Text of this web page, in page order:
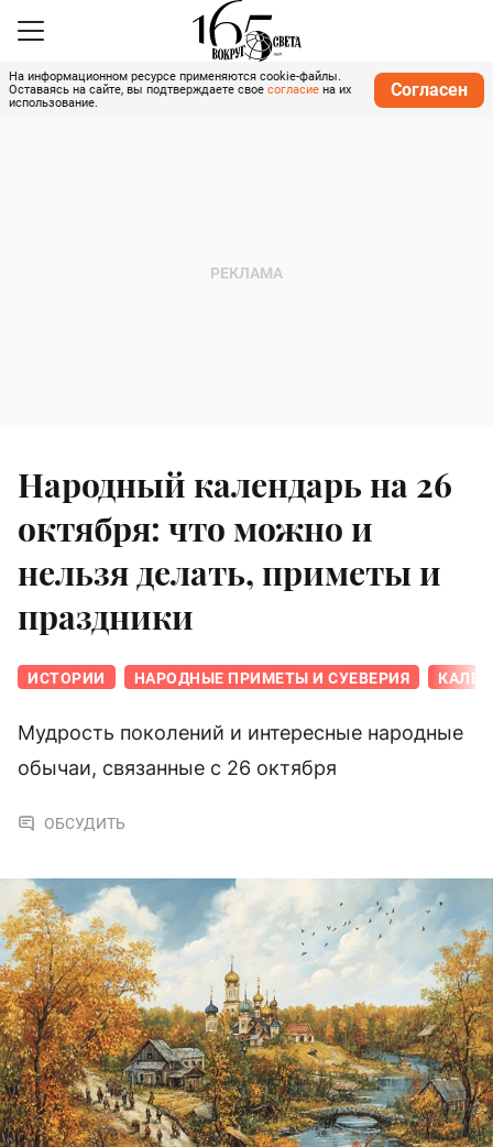
На информационном ресурсе применяются cookie-файлы.
Оставаясь на сайте, вы подтверждаете свое согласие на их
использование.
Согласен
Народный календарь на 26
октября: что можно и
нельзя делать, приметы и
праздники
ИСТОРИИ НАРОДНЫЕ ПРИМЕТЫ И СУЕВЕРИЯ
Мудрость поколений и интересные народные
обычаи, связанные с 26 октября
ОБСУДИТЬ